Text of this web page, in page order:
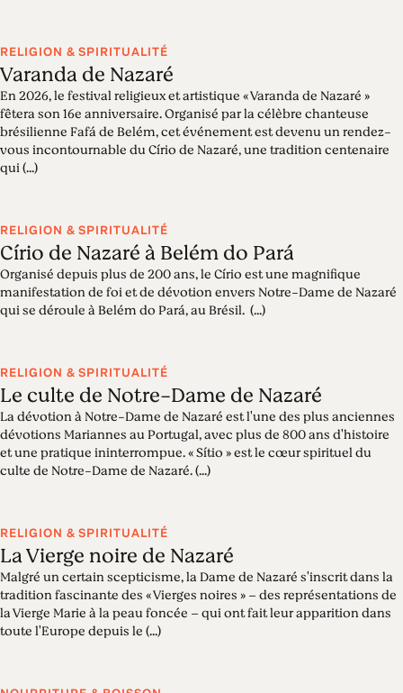
RELIGION & SPIRITUALITÉ
Varanda de Nazaré
En 2026, le festival religieux et artistique « Varanda de Nazaré »
fêtera son 16e anniversaire. Organisé par la célèbre chanteuse
brésilienne Fafá de Belém, cet événement est devenu un rendez-
vous incontournable du Círio de Nazaré, une tradition centenaire
qui (...)
RELIGION & SPIRITUALITÉ
Círio de Nazaré à Belém do Pará
Organisé depuis plus de 200 ans, le Círio est une magnifique
manifestation de foi et de dévotion envers Notre-Dame de Nazaré
qui se déroule à Belém do Pará, au Brésil. (...)
RELIGION & SPIRITUALITÉ
Le culte de Notre-Dame de Nazaré
La dévotion à Notre-Dame de Nazaré est l'une des plus anciennes
dévotions Mariannes au Portugal, avec plus de 800 ans d'histoire
et une pratique ininterrompue. « Sítio » est le cœur spirituel du
culte de Notre-Dame de Nazaré. (...)
RELIGION & SPIRITUALITÉ
La Vierge noire de Nazaré
Malgré un certain scepticisme, la Dame de Nazaré s'inscrit dans la
tradition fascinante des « Vierges noires » – des représentations de
la Vierge Marie à la peau foncée – qui ont fait leur apparition dans
toute l'Europe depuis le (...)